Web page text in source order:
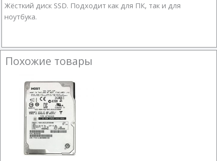
Жёсткий диск SSD. Подходит как для ПК, так и для
ноутбука.
Похожие товары